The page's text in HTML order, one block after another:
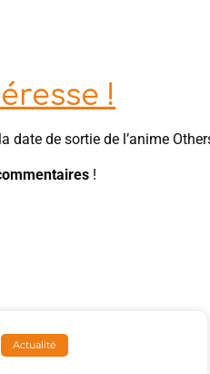
!
date de sortie de l’anime
!
Actualité